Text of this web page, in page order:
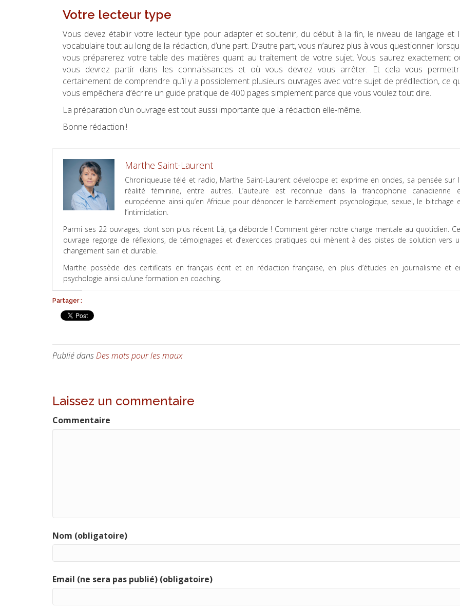
Votre lecteur type
Vous devez établir votre lecteur type pour adapter et soutenir, du début à la fin, le niveau de langage et
vocabulaire tout au long de la rédaction, d’une part. D’autre part, vous n’aurez plus à vous questionner
vous préparerez votre table des matières quant au traitement de votre sujet. Vous saurez exactement
vous devrez partir dans les connaissances et où vous devrez vous arrêter. Et cela vous
certainement de comprendre qu’il y a possiblement plusieurs ouvrages avec votre sujet de prédilection, ce
vous empêchera d’écrire un guide pratique de 400 pages simplement parce que vous voulez tout dire.
La préparation d’un ouvrage est tout aussi importante que la rédaction elle-même.
Bonne rédaction !
Marthe Saint-Laurent
Chroniqueuse télé et radio, Marthe Saint-Laurent développe et exprime en ondes, sa pensée sur
réalité féminine, entre autres. L’auteure est reconnue dans la francophonie canadienne
européenne ainsi qu’en Afrique pour dénoncer le harcèlement psychologique, sexuel, le bitchage
l’intimidation.
Parmi ses 22 ouvrages, dont son plus récent Là, ça déborde ! Comment gérer notre charge mentale au quotidien.
ouvrage regorge de réflexions, de témoignages et d’exercices pratiques qui mènent à des pistes de solution vers
changement sain et durable.
Marthe possède des certificats en français écrit et en rédaction française, en plus d’études en journalisme et
psychologie ainsi qu’une formation en coaching.
Partager :
Publié dansDes mots pour les maux
Laissez un commentaire
Commentaire
Nom (obligatoire)
Email (ne sera pas publié) (obligatoire)